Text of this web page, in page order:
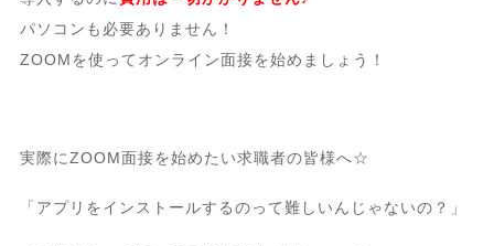
パソコンも必要ありません！
ZOOMを使ってオンライン面接を始めましょう！
実際にZOOM面接を始めたい求職者の皆様へ☆
「アプリをインストールするのって難しいんじゃないの？」